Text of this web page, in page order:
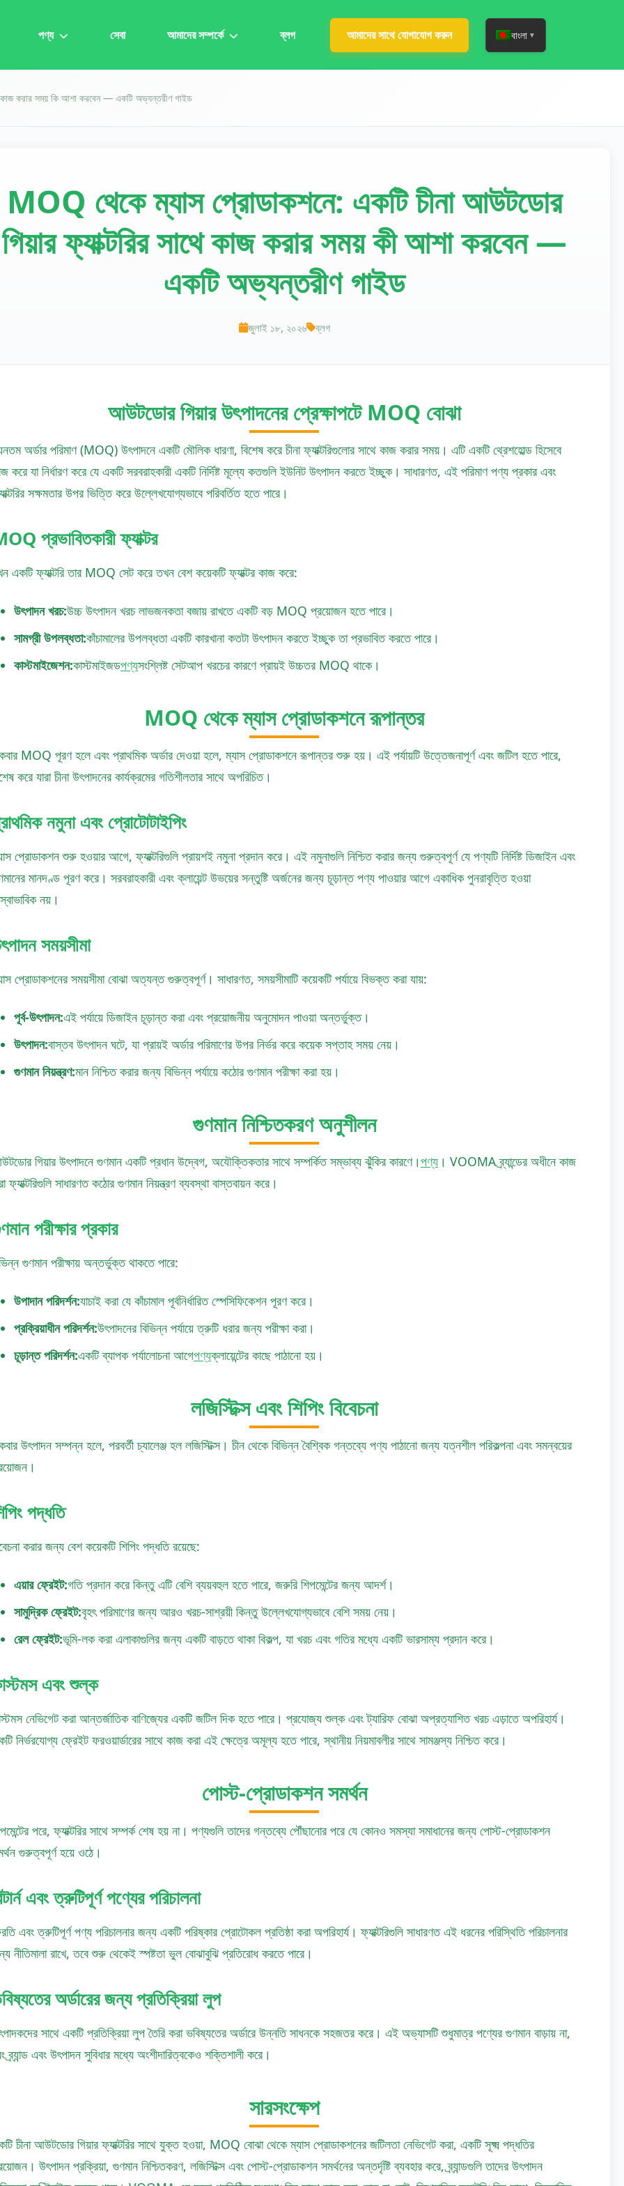
পণ্য সেবা আমাদের সম্পর্কে ব্লগ আমাদের সাথে যোগাযোগ করুন বাংলা ▼
কাজ করার সময় কি আশা করবেন — একটি অভ্যন্তরীণ গাইড
MOQ থেকে ম্যাস প্রোডাকশনে: একটি চীনা আউটডোর
গিয়ার ফ্যাক্টরির সাথে কাজ করার সময় কী আশা করবেন —
একটি অভ্যন্তরীণ গাইড
জুলাই ১৮, ২০২৬ ব্লগ
আউটডোর গিয়ার উৎপাদনের প্রেক্ষাপটে MOQ বোঝা
অর্ডার পরিমাণ (MOQ) উৎপাদনে একটি মৌলিক ধারণা, বিশেষ করে চীনা ফ্যাক্টরিগুলোর সাথে কাজ করার সময়। এটি একটি থ্রেশহোল্ড হিসেবে
করে যা নির্ধারণ করে যে একটি সরবরাহকারী একটি নির্দিষ্ট মূল্যে কতগুলি ইউনিট উৎপাদন করতে ইচ্ছুক। সাধারণত, এই পরিমাণ পণ্য প্রকার এবং
সক্ষমতার উপর ভিত্তি করে উল্লেখযোগ্যভাবে পরিবর্তিত হতে পারে।
প্রভাবিতকারী ফ্যাক্টর
একটি ফ্যাক্টরি তার MOQ সেট করে তখন বেশ কয়েকটি ফ্যাক্টর কাজ করে:
উৎপাদন খরচ:উচ্চ উৎপাদন খরচ লাভজনকতা বজায় রাখতে একটি বড় MOQ প্রয়োজন হতে পারে।
সামগ্রী উপলব্ধতা:কাঁচামালের উপলব্ধতা একটি কারখানা কতটা উৎপাদন করতে ইচ্ছুক তা প্রভাবিত করতে পারে।
কাস্টমাইজেশন:কাস্টমাইজডপণ্যসংশ্লিষ্ট সেটআপ খরচের কারণে প্রায়ই উচ্চতর MOQ থাকে।
MOQ থেকে ম্যাস প্রোডাকশনে রূপান্তর
MOQ পূরণ হলে এবং প্রাথমিক অর্ডার দেওয়া হলে, ম্যাস প্রোডাকশনে রূপান্তর শুরু হয়। এই পর্যায়টি উত্তেজনাপূর্ণ এবং জটিল হতে পারে,
করে যারা চীনা উৎপাদনের কার্যক্রমের গতিশীলতার সাথে অপরিচিত।
নমুনা এবং প্রোটোটাইপিং
প্রোডাকশন শুরু হওয়ার আগে, ফ্যাক্টরিগুলি প্রায়শই নমুনা প্রদান করে। এই নমুনাগুলি নিশ্চিত করার জন্য গুরুত্বপূর্ণ যে পণ্যটি নির্দিষ্ট ডিজাইন এবং
মানদণ্ড পূরণ করে। সরবরাহকারী এবং ক্লায়েন্ট উভয়ের সন্তুষ্টি অর্জনের জন্য চূড়ান্ত পণ্য পাওয়ার আগে একাধিক পুনরাবৃত্তি হওয়া
নয়।
সময়সীমা
প্রোডাকশনের সময়সীমা বোঝা অত্যন্ত গুরুত্বপূর্ণ। সাধারণত, সময়সীমাটি কয়েকটি পর্যায়ে বিভক্ত করা যায়:
পূর্ব-উৎপাদন:এই পর্যায়ে ডিজাইন চূড়ান্ত করা এবং প্রয়োজনীয় অনুমোদন পাওয়া অন্তর্ভুক্ত।
উৎপাদন:বাস্তব উৎপাদন ঘটে, যা প্রায়ই অর্ডার পরিমাণের উপর নির্ভর করে কয়েক সপ্তাহ সময় নেয়।
গুণমান নিয়ন্ত্রণ:মান নিশ্চিত করার জন্য বিভিন্ন পর্যায়ে কঠোর গুণমান পরীক্ষা করা হয়।
গুণমান নিশ্চিতকরণ অনুশীলন
গিয়ার উৎপাদনে গুণমান একটি প্রধান উদ্বেগ, অযৌক্তিকতার সাথে সম্পর্কিত সম্ভাব্য ঝুঁকির কারণে।পণ্য । VOOMA ব্র্যান্ডের অধীনে কাজ
ফ্যাক্টরিগুলি সাধারণত কঠোর গুণমান নিয়ন্ত্রণ ব্যবস্থা বাস্তবায়ন করে।
পরীক্ষার প্রকার
গুণমান পরীক্ষায় অন্তর্ভুক্ত থাকতে পারে:
উপাদান পরিদর্শন:যাচাই করা যে কাঁচামাল পূর্বনির্ধারিত স্পেসিফিকেশন পূরণ করে।
প্রক্রিয়াধীন পরিদর্শন:উৎপাদনের বিভিন্ন পর্যায়ে ত্রুটি ধরার জন্য পরীক্ষা করা।
চূড়ান্ত পরিদর্শন:একটি ব্যাপক পর্যালোচনা আগেপণ্যক্লায়েন্টের কাছে পাঠানো হয়।
লজিস্টিক্স এবং শিপিং বিবেচনা
উৎপাদন সম্পন্ন হলে, পরবর্তী চ্যালেঞ্জ হল লজিস্টিক্স। চীন থেকে বিভিন্ন বৈশ্বিক গন্তব্যে পণ্য পাঠানো জন্য যত্নশীল পরিকল্পনা এবং সমন্বয়ের
পদ্ধতি
করার জন্য বেশ কয়েকটি শিপিং পদ্ধতি রয়েছে:
এয়ার ফ্রেইট:গতি প্রদান করে কিন্তু এটি বেশি ব্যয়বহুল হতে পারে, জরুরি শিপমেন্টের জন্য আদর্শ।
সামুদ্রিক ফ্রেইট:বৃহৎ পরিমাণের জন্য আরও খরচ-সাশ্রয়ী কিন্তু উল্লেখযোগ্যভাবে বেশি সময় নেয়।
রেল ফ্রেইট:ভূমি-লক করা এলাকাগুলির জন্য একটি বাড়তে থাকা বিকল্প, যা খরচ এবং গতির মধ্যে একটি ভারসাম্য প্রদান করে।
এবং শুল্ক
নেভিগেট করা আন্তর্জাতিক বাণিজ্যের একটি জটিল দিক হতে পারে। প্রযোজ্য শুল্ক এবং ট্যারিফ বোঝা অপ্রত্যাশিত খরচ এড়াতে অপরিহার্য।
নির্ভরযোগ্য ফ্রেইট ফরওয়ার্ডারের সাথে কাজ করা এই ক্ষেত্রে অমূল্য হতে পারে, স্থানীয় নিয়মাবলীর সাথে সামঞ্জস্য নিশ্চিত করে।
পোস্ট-প্রোডাকশন সমর্থন
পরে, ফ্যাক্টরির সাথে সম্পর্ক শেষ হয় না। পণ্যগুলি তাদের গন্তব্যে পৌঁছানোর পরে যে কোনও সমস্যা সমাধানের জন্য পোস্ট-প্রোডাকশন
গুরুত্বপূর্ণ হয়ে ওঠে।
এবং ত্রুটিপূর্ণ পণ্যের পরিচালনা
এবং ত্রুটিপূর্ণ পণ্য পরিচালনার জন্য একটি পরিষ্কার প্রোটোকল প্রতিষ্ঠা করা অপরিহার্য। ফ্যাক্টরিগুলি সাধারণত এই ধরনের পরিস্থিতি পরিচালনার
নীতিমালা রাখে, তবে শুরু থেকেই স্পষ্টতা ভুল বোঝাবুঝি প্রতিরোধ করতে পারে।
অর্ডারের জন্য প্রতিক্রিয়া লুপ
সাথে একটি প্রতিক্রিয়া লুপ তৈরি করা ভবিষ্যতের অর্ডারে উন্নতি সাধনকে সহজতর করে। এই অভ্যাসটি শুধুমাত্র পণ্যের গুণমান বাড়ায় না,
ব্র্যান্ড এবং উৎপাদন সুবিধার মধ্যে অংশীদারিত্বকেও শক্তিশালী করে।
সারসংক্ষেপ
চীনা আউটডোর গিয়ার ফ্যাক্টরির সাথে যুক্ত হওয়া, MOQ বোঝা থেকে ম্যাস প্রোডাকশনের জটিলতা নেভিগেট করা, একটি সূক্ষ্ম পদ্ধতির
উৎপাদন প্রক্রিয়া, গুণমান নিশ্চিতকরণ, লজিস্টিক্স এবং পোস্ট-প্রোডাকশন সমর্থনের অন্তর্দৃষ্টি ব্যবহার করে, ব্র্যান্ডগুলি তাদের উৎপাদন